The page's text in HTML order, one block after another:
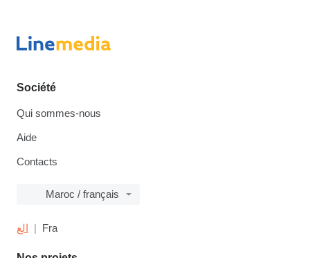
Société
Qui sommes-nous
Aide
Contacts
Maroc / français
الع Fra